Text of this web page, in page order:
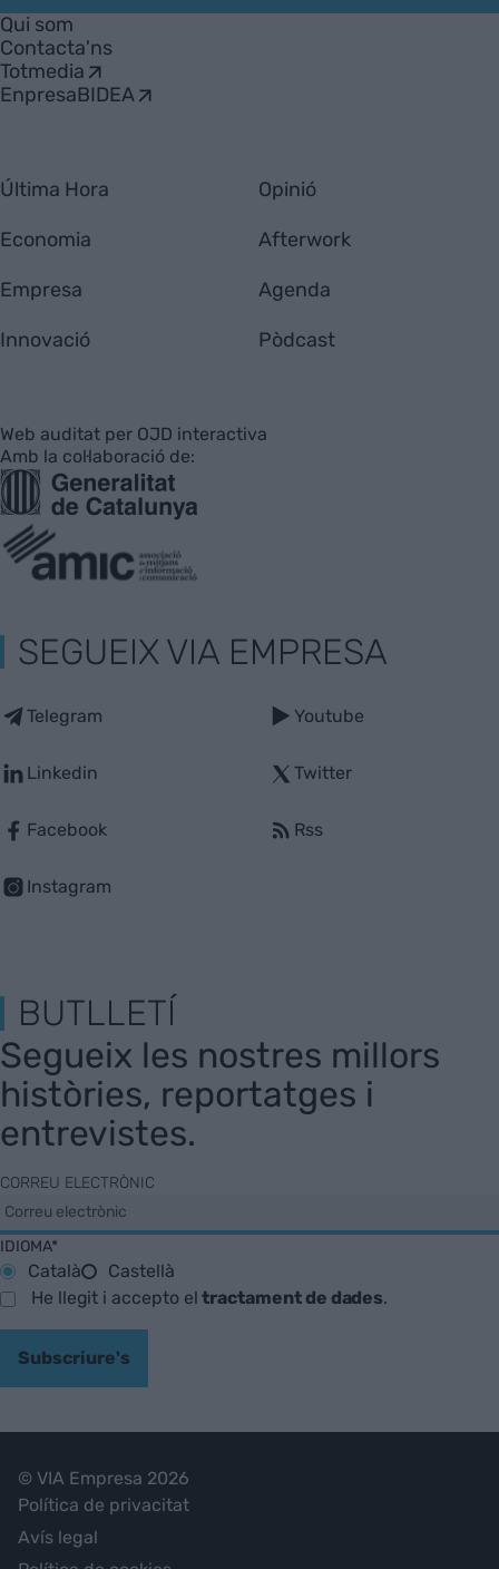
Empresa
Qui som
Contacta'ns
Totmedia
EnpresaBIDEA
Última Hora
Economia
Empresa
Innovació
Opinió
Afterwork
Agenda
Pòdcast
Web auditat per OJD interactiva
Amb la col·laboració de:
SEGUEIX VIA EMPRESA
Telegram
Linkedin
Facebook
Instagram
Youtube
Twitter
Rss
BUTLLETÍ
Segueix les nostres millors
històries, reportatges i
entrevistes.
CORREU ELECTRÒNIC
IDIOMA*
Català
Castellà
He llegit i accepto eltractament de dades.
Subscriure's
© VIA Empresa 2026
Política de privacitat
Avís legal